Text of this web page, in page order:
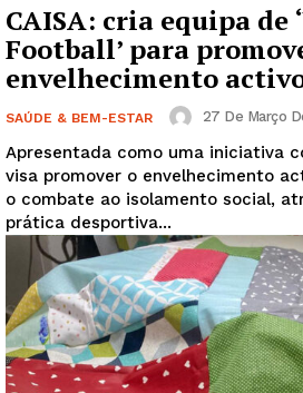
CAISA: cria equipa de
Football’ para
envelhecimento
SAÚDE & BEM-ESTAR 27 De Março
Apresentada como uma iniciativa
visa promover o envelhecimento
o combate ao isolamento social,
prática desportiva...